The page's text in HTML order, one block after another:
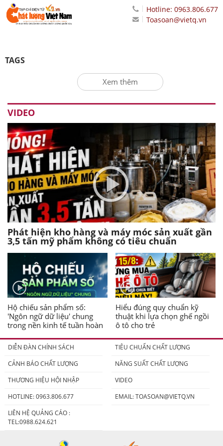
Hotline: 0963.806.677
Toasoan@vietq.vn
TAGS
Xem thêm
VIDEO
Phát hiện kho hàng và máy móc sản xuất gần
3,5 tấn mỹ phẩm không có tiêu chuẩn
Hộ chiếu sản phẩm số:
'Ngôn ngữ dữ liệu' chung
trong nền kinh tế tuần hoàn
Hiểu đúng quy chuẩn kỹ
thuật khi lựa chọn ghế ngồi
ô tô cho trẻ
DIỄN ĐÀN CHÍNH SÁCH
TIÊU CHUẨN CHẤT LƯỢNG
CẢNH BÁO CHẤT LƯỢNG
NĂNG SUẤT CHẤT LƯỢNG
THƯƠNG HIỆU HỘI NHẬP
VIDEO
HOTLINE: 0963.806.677
EMAIL:TOASOAN@VIETQ.VN
LIÊN HỆ QUẢNG CÁO :
TEL:0988.624.621